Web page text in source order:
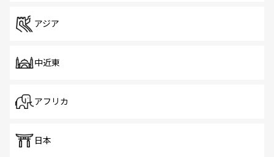
アジア
中近東
アフリカ
日本